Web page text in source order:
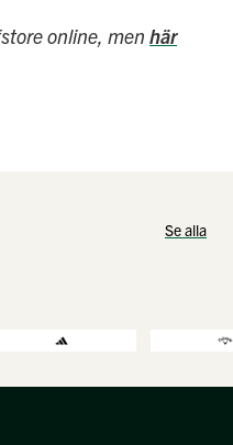
online, men här
Se alla